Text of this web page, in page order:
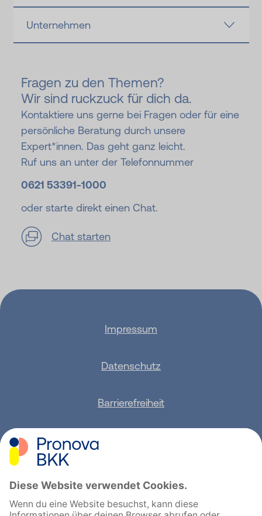
Unternehmen
Fragen zu den Themen?
Wir sind ruckzuck für dich da.
Kontaktiere uns gerne bei Fragen oder für eine
persönliche Beratung durch unsere
Expert*innen. Das geht ganz leicht.
Ruf uns an unter der Telefonnummer
0621 53391-1000
oder starte direkt einen Chat.
Chat starten
Impressum
Datenschutz
Barrierefreiheit
English